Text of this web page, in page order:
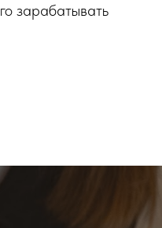
зарабатывать